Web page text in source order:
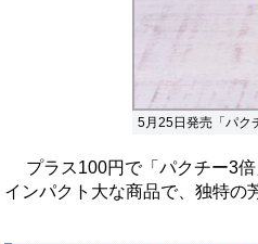
5月25日発売「パク
プラス100円で「パクチー3倍
インパクト大な商品で、独特の